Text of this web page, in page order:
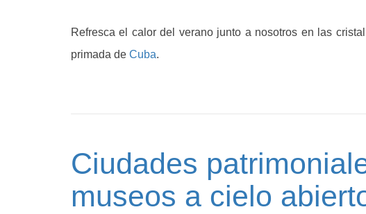
Refresca el calor del verano junto a nosotros en las
primada de Cuba.
Ciudades
museos a cielo